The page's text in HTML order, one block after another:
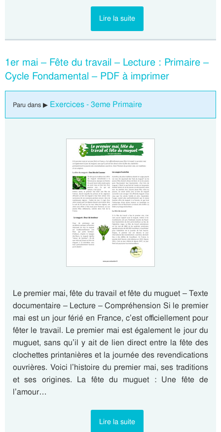
Lire la suite
1er mai – Fête du travail – Lecture : Primaire –
Cycle Fondamental – PDF à imprimer
Paru dans ▶ Exercices - 3eme Primaire
Le premier mai, fête du travail et fête du muguet – Texte
documentaire – Lecture – Compréhension Si le premier
mai est un jour férié en France, c’est officiellement pour
fêter le travail. Le premier mai est également le jour du
muguet, sans qu’il y ait de lien direct entre la fête des
clochettes printanières et la journée des revendications
ouvrières. Voici l’histoire du premier mai, ses traditions
et ses origines. La fête du muguet : Une fête de
l’amour…
Lire la suite